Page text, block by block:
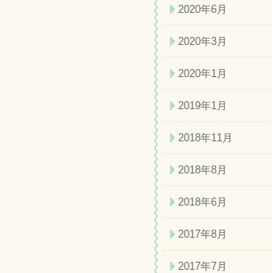
2020年6月
2020年3月
2020年1月
2019年1月
2018年11月
2018年8月
2018年6月
2017年8月
2017年7月